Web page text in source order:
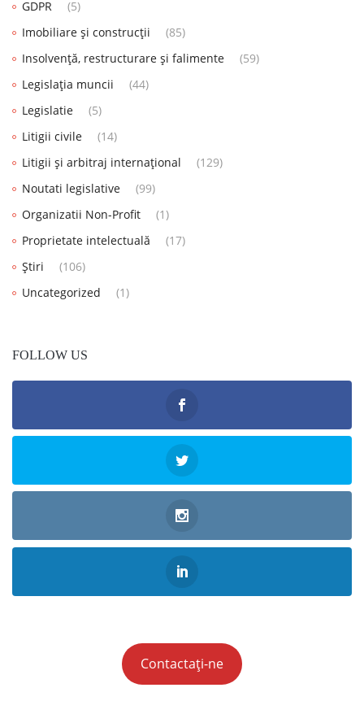
GDPR
(5)
Imobiliare și construcții
(85)
Insolvență, restructurare și falimente
(59)
Legislația muncii
(44)
Legislatie
(5)
Litigii civile
(14)
Litigii și arbitraj internațional
(129)
Noutati legislative
(99)
Organizatii Non-Profit
(1)
Proprietate intelectuală
(17)
Știri
(106)
Uncategorized
(1)
FOLLOW US
Contactați-ne